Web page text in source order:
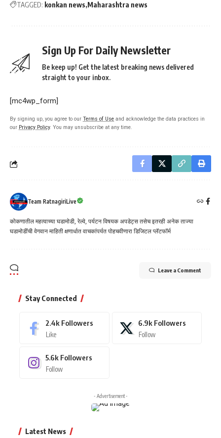
TAGGED: konkan news Maharashtra news
Sign Up For Daily Newsletter
Be keep up! Get the latest breaking news delivered
straight to your inbox.
[mc4wp_form]
By signing up, you agree to our Terms of Use and acknowledge the data practices in
our Privacy Policy. You may unsubscribe at any time.
Team RatnagiriLive
कोकणातील महत्वाच्या घडामोडी, रेल्वे, पर्यटन विषयक अपडेट्स तसेच इतरही अनेक ताज्या
घडामोडींची वेगवान माहिती क्षणार्धात वाचकांपर्यत पोहचवीणारा डिजिटल प्लॅटफॉर्म
Leave a Comment
Stay Connected
2.4k Followers
Like
6.9k Followers
Follow
5.6k Followers
Follow
- Advertisement -
Latest News